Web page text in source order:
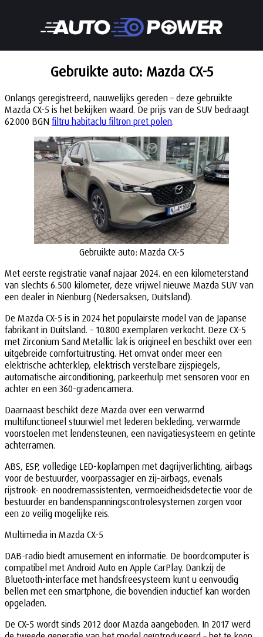
Gebruikte auto: Mazda CX-5
Onlangs geregistreerd, nauwelijks gereden – deze gebruikte
Mazda CX-5 is het bekijken waard. De prijs van de SUV bedraagt
62.000 BGN filtru habitaclu filtron pret polen.
Gebruikte auto: Mazda CX-5
Met eerste registratie vanaf najaar 2024. en een kilometerstand
van slechts 6.500 kilometer, deze vrijwel nieuwe Mazda SUV van
een dealer in Nienburg (Nedersaksen, Duitsland).
De Mazda CX-5 is in 2024 het populairste model van de Japanse
fabrikant in Duitsland. – 10.800 exemplaren verkocht. Deze CX-5
met Zirconium Sand Metallic lak is origineel en beschikt over een
uitgebreide comfortuitrusting. Het omvat onder meer een
elektrische achterklep, elektrisch verstelbare zijspiegels,
automatische airconditioning, parkeerhulp met sensoren voor en
achter en een 360-gradencamera.
Daarnaast beschikt deze Mazda over een verwarmd
multifunctioneel stuurwiel met lederen bekleding, verwarmde
voorstoelen met lendensteunen, een navigatiesysteem en getinte
achterramen.
ABS, ESP, volledige LED-koplampen met dagrijverlichting, airbags
voor de bestuurder, voorpassagier en zij-airbags, evenals
rijstrook- en noodremassistenten, vermoeidheidsdetectie voor de
bestuurder en bandenspanningscontrolesystemen zorgen voor
een zo veilig mogelijke reis.
Multimedia in Mazda CX-5
DAB-radio biedt amusement en informatie. De boordcomputer is
compatibel met Android Auto en Apple CarPlay. Dankzij de
Bluetooth-interface met handsfreesysteem kunt u eenvoudig
bellen met een smartphone, die bovendien inductief kan worden
opgeladen.
De CX-5 wordt sinds 2012 door Mazda aangeboden. In 2017 werd